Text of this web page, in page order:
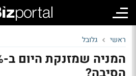
ראשי גלובל